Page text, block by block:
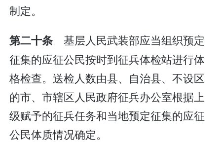
制定。
第二十条 基层人民武装部应当组织预定
征集的应征公民按时到征兵体检站进行体
格检查。送检人数由县、自治县、不设区
的市、市辖区人民政府征兵办公室根据上
级赋予的征兵任务和当地预定征集的应征
公民体质情况确定。